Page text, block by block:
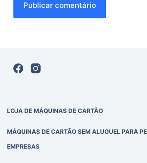
Publicar comentário
LOJA DE MÁQUINAS DE CARTÃO
MÁQUINAS DE CARTÃO SEM ALUGUEL PARA
EMPRESAS